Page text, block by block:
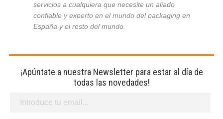
servicios a cualquiera que necesite un aliado
confiable y experto en el mundo del packaging en
España y el resto del mundo.
¡Apúntate a nuestra Newsletter para estar al día de
todas las novedades!